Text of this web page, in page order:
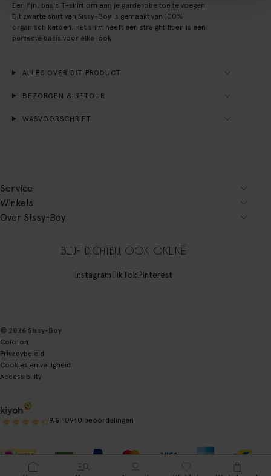
Een fijn, basic T-shirt om aan je garderobe toe te voegen.
Dit zwarte shirt van Sissy-Boy is gemaakt van 100%
organisch katoen. Het shirt heeft een straight fit en is een
perfecte basis voor elke look.
ALLES OVER DIT PRODUCT
BEZORGEN & RETOUR
WASVOORSCHRIFT
Service
Winkels
Over Sissy-Boy
BLIJF DICHTBIJ, OOK ONLINE
InstagramTikTokPinterest
© 2026 Sissy-Boy
Colofon
Privacybeleid
Cookies en veiligheid
Accessibility
9.5 10940 beoordelingen